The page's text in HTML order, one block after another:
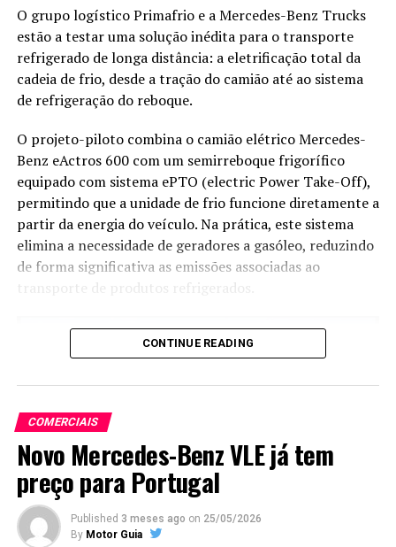
O grupo logístico Primafrio e a Mercedes-Benz Trucks
estão a testar uma solução inédita para o transporte
refrigerado de longa distância: a eletrificação total da
cadeia de frio, desde a tração do camião até ao sistema
de refrigeração do reboque.
O projeto-piloto combina o camião elétrico Mercedes-
Benz eActros 600 com um semirreboque frigorífico
equipado com sistema ePTO (electric Power Take-Off),
permitindo que a unidade de frio funcione diretamente a
partir da energia do veículo. Na prática, este sistema
elimina a necessidade de geradores a gasóleo, reduzindo
de forma significativa as emissões associadas ao
transporte de produtos refrigerados.
CONTINUE READING
COMERCIAIS
Novo Mercedes-Benz VLE já tem
preço para Portugal
Published 3 meses ago on 25/05/2026
By Motor Guia